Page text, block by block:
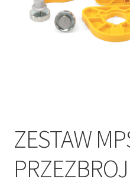
ZESTAW